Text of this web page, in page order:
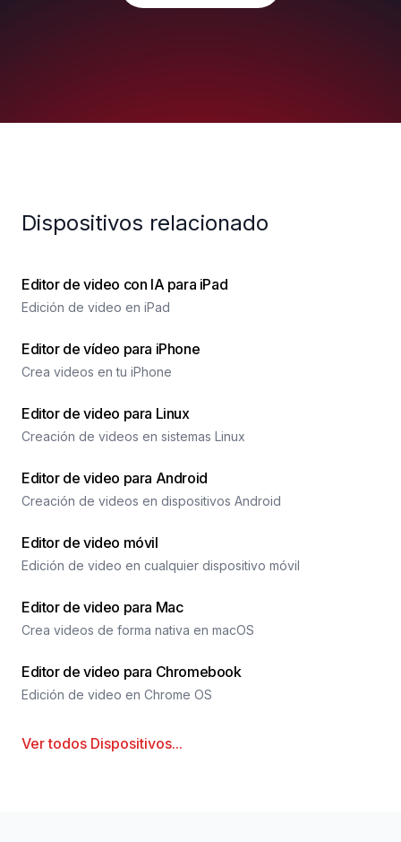
Dispositivos relacionado
Editor de video con IA para iPad
Edición de video en iPad
Editor de vídeo para iPhone
Crea videos en tu iPhone
Editor de video para Linux
Creación de videos en sistemas Linux
Editor de video para Android
Creación de videos en dispositivos Android
Editor de video móvil
Edición de video en cualquier dispositivo móvil
Editor de video para Mac
Crea videos de forma nativa en macOS
Editor de video para Chromebook
Edición de video en Chrome OS
Ver todos Dispositivos...